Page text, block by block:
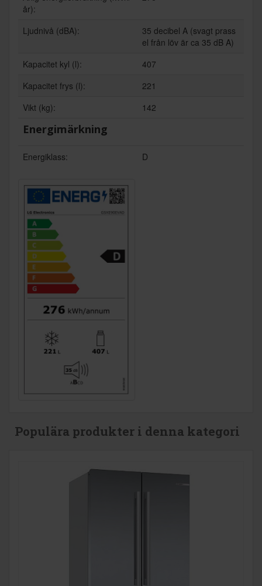
år):
Ljudnivå (dBA):
35 decibel A (svagt prass
el från löv är ca 35 dB A)
Kapacitet kyl (l):
407
Kapacitet frys (l):
221
Vikt (kg):
142
Energimärkning
Energiklass: D
Populära produkter i denna kategori